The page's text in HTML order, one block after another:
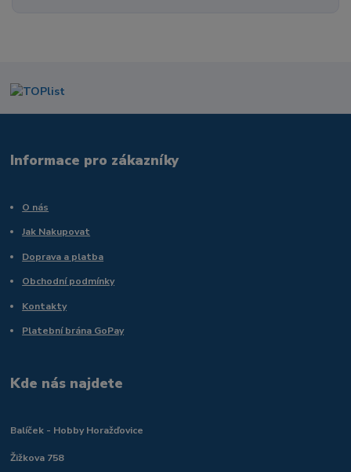
Informace pro zákazníky
O nás
Jak Nakupovat
Doprava a platba
Obchodní podmínky
Kontakty
Platební brána GoPay
Kde nás najdete
Balíček - Hobby Horažďovice
Žižkova 758